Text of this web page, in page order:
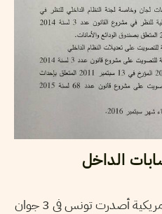
الداخل
بضمان من الولايات المتحدة الأمريكية أصدرت تونس في 3 جوان